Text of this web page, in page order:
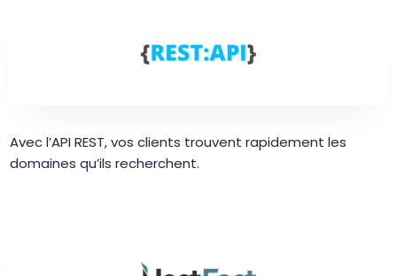
Avec l’API REST, vos clients trouvent rapidement les
domaines qu’ils recherchent.